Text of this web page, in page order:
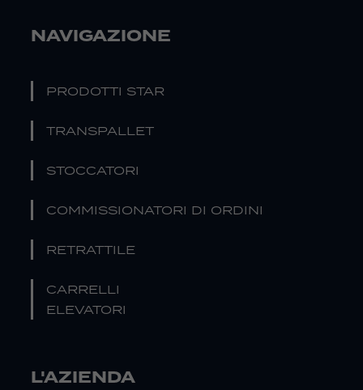
NAVIGAZIONE
PRODOTTI STAR
TRANSPALLET
STOCCATORI
COMMISSIONATORI DI ORDINI
RETRATTILE
CARRELLI
ELEVATORI
L'AZIENDA